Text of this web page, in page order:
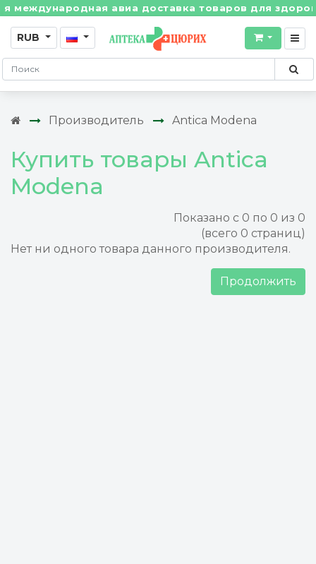
авиа доставка товаров для
RUB
Производитель Antica Modena
Купить товары Antica
Modena
Показано с 0 по 0 из 0
(всего 0 страниц)
Нет ни одного товара данного производителя.
Продолжить